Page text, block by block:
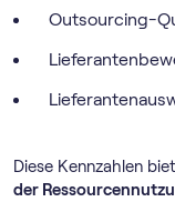
Outsourcing-
Diese Kennzahlen
der